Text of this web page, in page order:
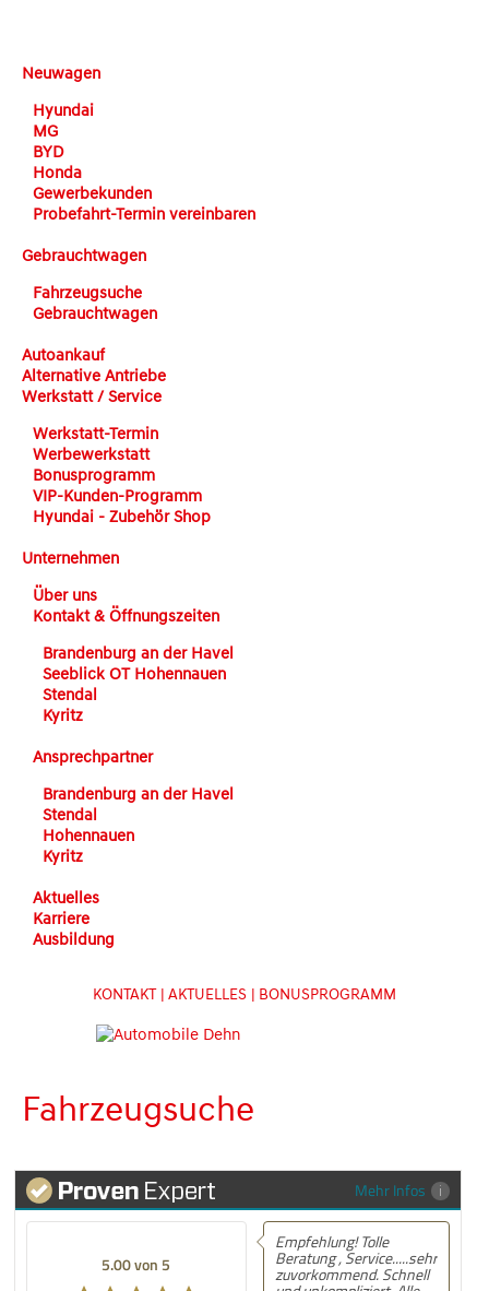
Neuwagen
Hyundai
MG
BYD
Honda
Gewerbekunden
Probefahrt-Termin vereinbaren
Gebrauchtwagen
Fahrzeugsuche
Gebrauchtwagen
Autoankauf
Alternative Antriebe
Werkstatt / Service
Werkstatt-Termin
Werbewerkstatt
Bonusprogramm
VIP-Kunden-Programm
Hyundai - Zubehör Shop
Unternehmen
Über uns
Kontakt & Öffnungszeiten
Brandenburg an der Havel
Seeblick OT Hohennauen
Stendal
Kyritz
Ansprechpartner
Brandenburg an der Havel
Stendal
Hohennauen
Kyritz
Aktuelles
Karriere
Ausbildung
KONTAKT | AKTUELLES | BONUSPROGRAMM
Fahrzeugsuche
Mehr Infos
5.00 von 5
Empfehlung! Tolle
Beratung , Service.....sehr
zuvorkommend. Schnell